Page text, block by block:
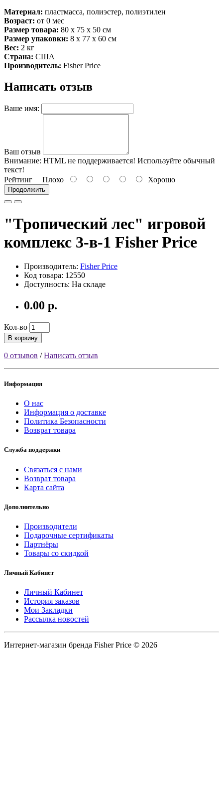
Материал: пластмасса, полиэстер, полиэтилен
Возраст: от 0 мес
Размер товара: 80 х 75 х 50 см
Размер упаковки: 8 х 77 х 60 см
Вес: 2 кг
Страна: США
Производитель: Fisher Price
Написать отзыв
Ваше имя:
Ваш отзыв
Внимание: HTML не поддерживается! Используйте обычный
текст!
Рейтинг Плохо Хорошо
Продолжить
"Тропический лес" игровой
комплекс 3-в-1 Fisher Price
Производитель: Fisher Price
Код товара: 12550
Доступность: На складе
0.00 р.
Кол-во
В корзину
0 отзывов /Написать отзыв
Информация
О нас
Информация о доставке
Политика Безопасности
Возврат товара
Служба поддержки
Связаться с нами
Возврат товара
Карта сайта
Дополнительно
Производители
Подарочные сертификаты
Партнёры
Товары со скидкой
Личный Кабинет
Личный Кабинет
История заказов
Мои Закладки
Рассылка новостей
Интернет-магазин бренда Fisher Price © 2026